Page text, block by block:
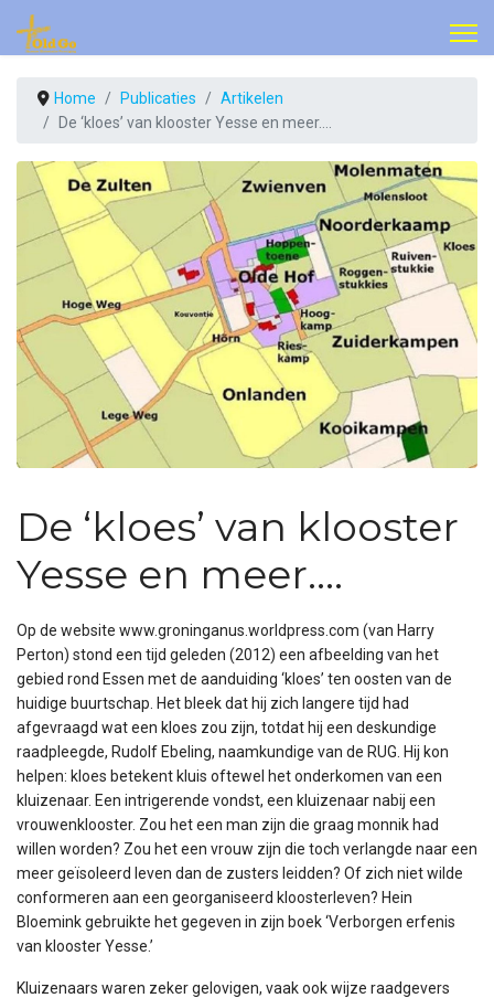
Home Publicaties
Artikelen
De ‘kloes’ van klooster Yesse en meer….
De ‘kloes’ van klooster
Yesse en meer….
Op de website www.groninganus.worldpress.com (van Harry
Perton) stond een tijd geleden (2012) een afbeelding van het
gebied rond Essen met de aanduiding ‘kloes’ ten oosten van de
huidige buurtschap. Het bleek dat hij zich langere tijd had
afgevraagd wat een kloes zou zijn, totdat hij een deskundige
raadpleegde, Rudolf Ebeling, naamkundige van de RUG. Hij kon
helpen: kloes betekent kluis oftewel het onderkomen van een
kluizenaar. Een intrigerende vondst, een kluizenaar nabij een
vrouwenklooster. Zou het een man zijn die graag monnik had
willen worden? Zou het een vrouw zijn die toch verlangde naar een
meer geïsoleerd leven dan de zusters leidden? Of zich niet wilde
conformeren aan een georganiseerd kloosterleven? Hein
Bloemink gebruikte het gegeven in zijn boek ‘Verborgen erfenis
van klooster Yesse.’
Kluizenaars waren zeker gelovigen, vaak ook wijze raadgevers